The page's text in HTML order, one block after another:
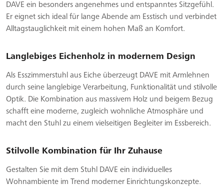
DAVE ein besonders angenehmes und entspanntes Sitzgefühl.
Er eignet sich ideal für lange Abende am Esstisch und verbindet
Alltagstauglichkeit mit einem hohen Maß an Komfort.
Langlebiges Eichenholz in modernem Design
Als Esszimmerstuhl aus Eiche überzeugt DAVE mit Armlehnen
durch seine langlebige Verarbeitung, Funktionalität und stilvolle
Optik. Die Kombination aus massivem Holz und beigem Bezug
schafft eine moderne, zugleich wohnliche Atmosphäre und
macht den Stuhl zu einem vielseitigen Begleiter im Essbereich.
Stilvolle Kombination für Ihr Zuhause
Gestalten Sie mit dem Stuhl DAVE ein individuelles
Wohnambiente im Trend moderner Einrichtungskonzepte.